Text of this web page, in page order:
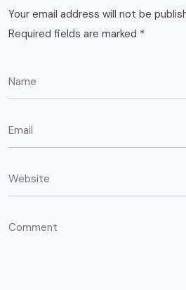
Your email address will not be
Required fields are marked *